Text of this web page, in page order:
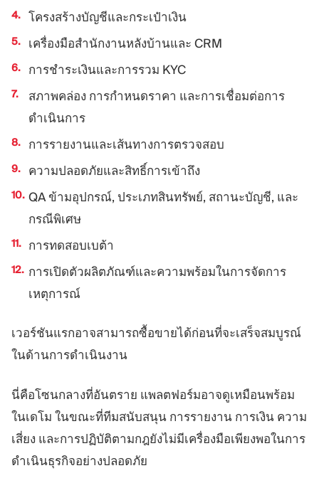
โครงสร้างบัญชีและกระเป๋าเงิน
เครื่องมือสำนักงานหลังบ้านและ CRM
การชำระเงินและการรวม KYC
สภาพคล่อง การกำหนดราคา และการเชื่อมต่อการ
ดำเนินการ
การรายงานและเส้นทางการตรวจสอบ
ความปลอดภัยและสิทธิ์การเข้าถึง
QA ข้ามอุปกรณ์, ประเภทสินทรัพย์, สถานะบัญชี, และ
กรณีพิเศษ
การทดสอบเบต้า
การเปิดตัวผลิตภัณฑ์และความพร้อมในการจัดการ
เหตุการณ์
เวอร์ชันแรกอาจสามารถซื้อขายได้ก่อนที่จะเสร็จสมบูรณ์
ในด้านการดำเนินงาน
นี่คือโซนกลางที่อันตราย แพลตฟอร์มอาจดูเหมือนพร้อม
ในเดโม ในขณะที่ทีมสนับสนุน การรายงาน การเงิน ความ
เสี่ยง และการปฏิบัติตามกฎยังไม่มีเครื่องมือเพียงพอในการ
ดำเนินธุรกิจอย่างปลอดภัย